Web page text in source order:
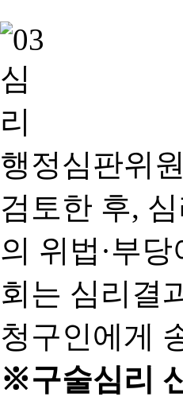
행정심판위
검토한 후,
의 위법·부
회는 심리결
청구인에게
※구술심리